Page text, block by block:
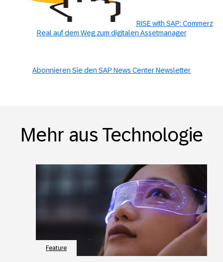
RISE with SAP: Commerz
Real auf dem Weg zum digitalen Assetmanager
Abonnieren Sie den SAP News Center Newsletter
Mehr aus Technologie
Feature